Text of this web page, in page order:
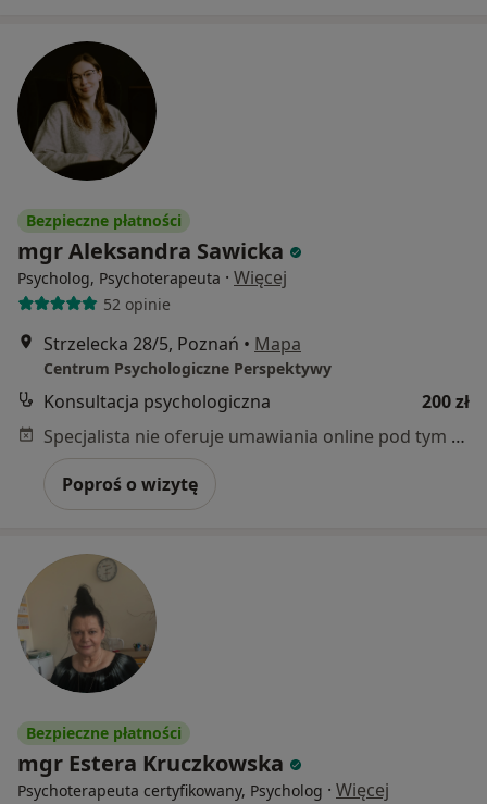
Bezpieczne płatności
mgr Aleksandra Sawicka
Psycholog, Psychoterapeuta · Więcej
52 opinie
Strzelecka 28/5, Poznań • Mapa
Centrum Psychologiczne Perspektywy
Konsultacja psychologiczna
200 zł
Specjalista nie oferuje umawiania online pod tym adresem.
Poproś o wizytę
Bezpieczne płatności
mgr Estera Kruczkowska
Psychoterapeuta certyfikowany, Psycholog · Więcej